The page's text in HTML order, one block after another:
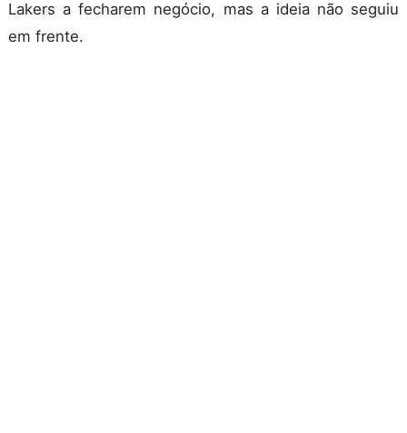
Lakers a fecharem negócio, mas a ideia não seguiu
em frente.